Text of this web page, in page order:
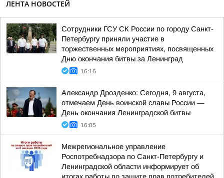
ЛЕНТА НОВОСТЕЙ
Сотрудники ГСУ СК России по городу Санкт-
Петербургу приняли участие в
торжественных мероприятиях, посвященных
Дню окончания битвы за Ленинград
16:16
Александр Дрозденко: Сегодня, 9 августа,
отмечаем День воинской славы России —
День окончания Ленинградской битвы
16:05
Межрегиональное управление
Роспотребнадзора по Санкт-Петербургу и
Ленинградской области информирует об